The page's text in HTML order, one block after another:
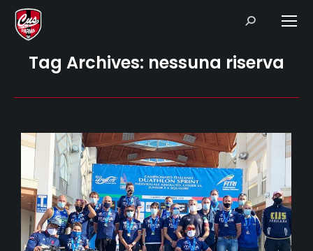
Search:
Tag Archives: nessuna riserva